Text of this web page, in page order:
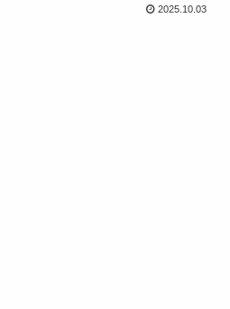
2025.10.03